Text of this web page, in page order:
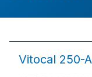
Vitocal 250-A